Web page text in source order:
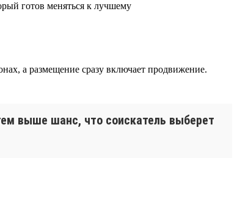
готов меняться к лучшему
а размещение сразу включает продвижение.
выше шанс, что соискатель выберет